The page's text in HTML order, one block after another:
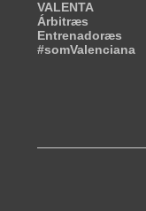
VALENTA
Árbitræs
Entrenadoræs
#somValenciana